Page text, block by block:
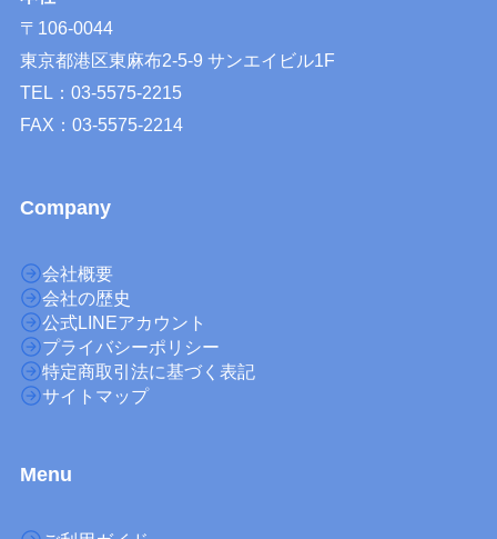
〒106-0044
東京都港区東麻布2-5-9 サンエイビル1F
TEL：03-5575-2215
FAX：03-5575-2214
Company
会社概要
会社の歴史
公式LINEアカウント
プライバシーポリシー
特定商取引法に基づく表記
サイトマップ
Menu